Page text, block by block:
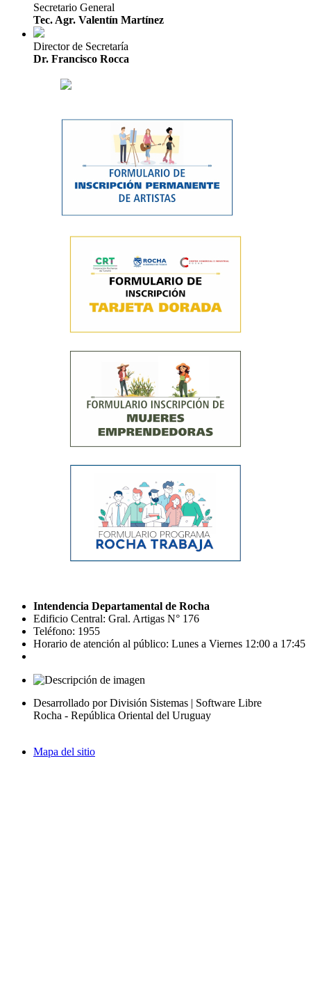
Secretario General
Tec. Agr. Valentín Martínez
Director de Secretaría
Dr. Francisco Rocca
Intendencia Departamental de Rocha
Edificio Central: Gral. Artigas N° 176
Teléfono: 1955
Horario de atención al público: Lunes a Viernes 12:00 a 17:45
Desarrollado por División Sistemas | Software Libre
Rocha - República Oriental del Uruguay
Mapa del sitio